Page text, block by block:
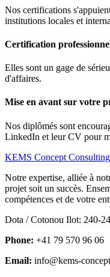
Nos certifications
institutions locales et
Certification
Elles sont un gage de
d'affaires.
Mise en avant sur votre
Nos diplômés sont
LinkedIn et leur CV pour
KEMS Concept Consulting
Notre expertise, alliée à
projet soit un succès.
compétences et de votre
Dota / Cotonou Ilot: 240-
Phone: +41 79 570 96 06
Email: info@kems-